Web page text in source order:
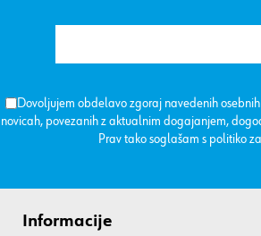
Dovoljujem obdelavo zgoraj navedenih
novicah, povezanih z aktualnim dogajanjem,
Prav tako soglašam s politiko
Informacije